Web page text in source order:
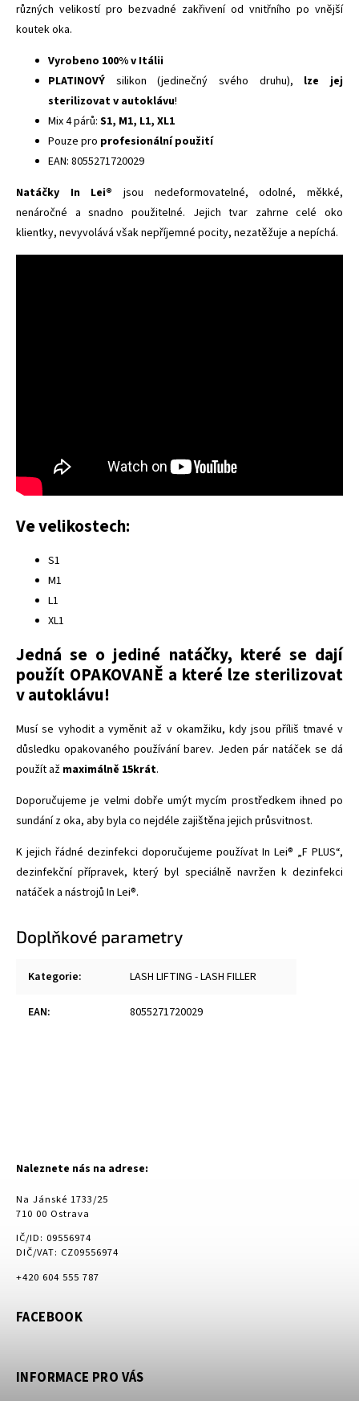
různých velikostí pro bezvadné zakřivení od vnitřního po vnější
koutek oka.
Vyrobeno 100% v Itálii
PLATINOVÝ silikon (jedinečný svého druhu), lze jej
sterilizovat v autoklávu!
Mix 4 párů: S1, M1, L1, XL1
Pouze pro profesionální použití
EAN: 8055271720029
Natáčky In Lei® jsou nedeformovatelné, odolné, měkké,
nenáročné a snadno použitelné. Jejich tvar zahrne celé oko
klientky, nevyvolává však nepříjemné pocity, nezatěžuje a nepíchá.
Ve velikostech:
S1
M1
L1
XL1
Jedná se o jediné natáčky, které se dají
použít OPAKOVANĚ a které lze sterilizovat
v autoklávu!
Musí se vyhodit a vyměnit až v okamžiku, kdy jsou příliš tmavé v
důsledku opakovaného používání barev. Jeden pár natáček se dá
použít až maximálně 15krát.
Doporučujeme je velmi dobře umýt mycím prostředkem ihned po
sundání z oka, aby byla co nejdéle zajištěna jejich průsvitnost.
K jejich řádné dezinfekci doporučujeme používat In Lei® „F PLUS“,
dezinfekční přípravek, který byl speciálně navržen k dezinfekci
natáček a nástrojů In Lei®.
Doplňkové parametry
Kategorie: LASH LIFTING - LASH FILLER
EAN: 8055271720029
Naleznete nás na adrese:
Na Jánské 1733/25
710 00 Ostrava
IČ/ID: 09556974
DIČ/VAT: CZ09556974
+420 604 555 787
FACEBOOK
INFORMACE PRO VÁS